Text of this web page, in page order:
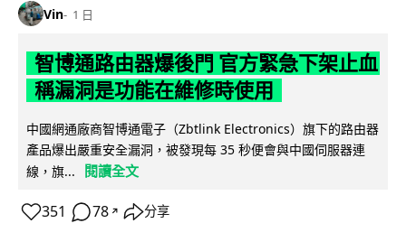
Vin 1 日
智博通路由器爆後門 官方緊急下架止血
稱漏洞是功能在維修時使用
中國網通廠商智博通電子（Zbtlink Electronics）旗下的路由器
產品爆出嚴重安全漏洞，被發現每 35 秒便會與中國伺服器連
線，旗...
閱讀全文
351 78 ↗ 分享